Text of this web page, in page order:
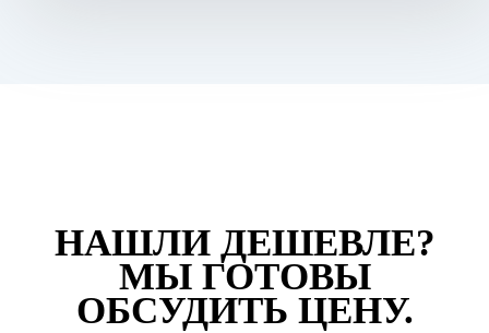
НАШЛИ ДЕШЕВЛЕ?
МЫ ГОТОВЫ
ОБСУДИТЬ ЦЕНУ.